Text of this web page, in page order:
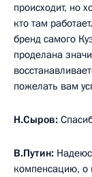
происходит, но
кто там
бренд самого
проделана
пожелать вам
Н.Сыров:
В.Путин:
компенсацию, о